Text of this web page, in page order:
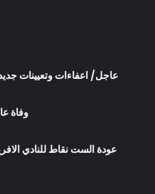
عاجل/ اعفاءات وتعيينات
وفاة
عودة الست نقاط للنادي